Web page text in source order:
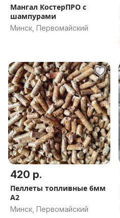
Мангал КостерПРО с
шампурами
Минск, Первомайский
420 р.
Пеллеты топливные 6мм
А2
Минск, Первомайский